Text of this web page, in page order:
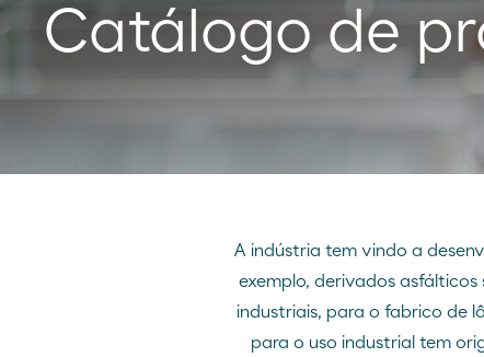
Catálogo de
A indústria tem vindo a
exemplo, derivados
industriais, para o fabrico de
para o uso industrial tem